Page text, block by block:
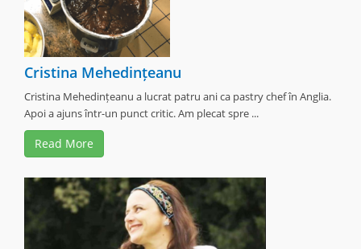
Cristina Mehedințeanu
Cristina Mehedințeanu a lucrat patru ani ca pastry chef în Anglia.
Apoi a ajuns într-un punct critic. Am plecat spre ...
Read More